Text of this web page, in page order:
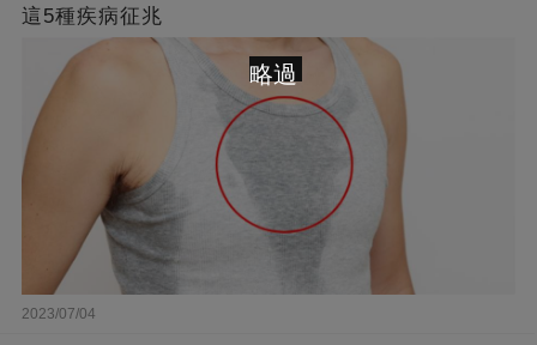
這5種疾病征兆
2023/07/04
略過